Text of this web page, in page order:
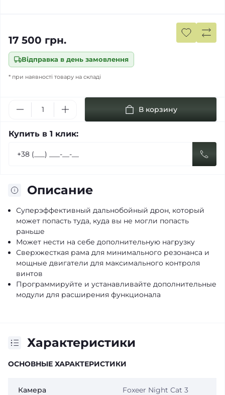
Відправка в день замовлення
* при наявності товару на складі
17 500 грн.
В корзину
Купить в 1 клик:
Описание
Суперэффективный дальнобойный дрон, который
может попасть туда, куда вы не могли попасть
раньше
Может нести на себе дополнительную нагрузку
Сверхжесткая рама для минимального резонанса и
мощные двигатели для максимального контроля
винтов
Программируйте и устанавливайте дополнительные
модули для расширения функционала
Характеристики
ОСНОВНЫЕ ХАРАКТЕРИСТИКИ
Камера Foxeer Night Cat 3